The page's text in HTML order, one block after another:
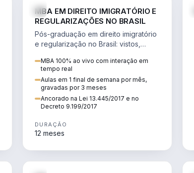
MBA EM DIREITO IMIGRATÓRIO E
REGULARIZAÇÕES NO BRASIL
Pós-graduação em direito imigratório
e regularização no Brasil: vistos,
tributação do imigrante.
MBA 100% ao vivo com interação em
tempo real
Aulas em 1 final de semana por mês,
gravadas por 3 meses
Ancorado na Lei 13.445/2017 e no
Decreto 9.199/2017
DURAÇÃO
12 meses